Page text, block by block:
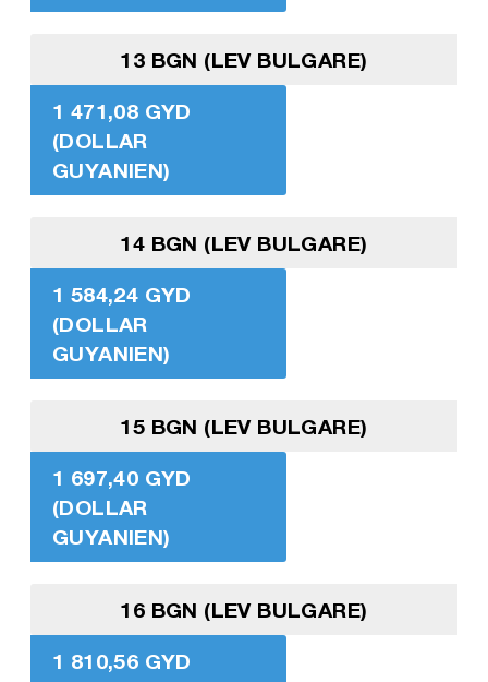
13 BGN (LEV BULGARE)
1 471,08 GYD
(DOLLAR
GUYANIEN)
14 BGN (LEV BULGARE)
1 584,24 GYD
(DOLLAR
GUYANIEN)
15 BGN (LEV BULGARE)
1 697,40 GYD
(DOLLAR
GUYANIEN)
16 BGN (LEV BULGARE)
1 810,56 GYD